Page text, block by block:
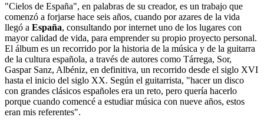
"Cielos de España", en palabras de su creador, es un trabajo que
comenzó a forjarse hace seis años, cuando por azares de la vida
llegó a España, consultando por internet uno de los lugares con
mayor calidad de vida, para emprender su propio proyecto personal.
El álbum es un recorrido por la historia de la música y de la guitarra
de la cultura española, a través de autores como Tárrega, Sor,
Gaspar Sanz, Albéniz, en definitiva, un recorrido desde el siglo XVI
hasta el inicio del siglo XX. Según el guitarrista, "hacer un disco
con grandes clásicos españoles era un reto, pero quería hacerlo
porque cuando comencé a estudiar música con nueve años, estos
eran mis referentes".